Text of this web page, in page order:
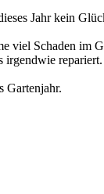
Jahr kein
viel Schaden im
irgendwie repariert.
Gartenjahr.